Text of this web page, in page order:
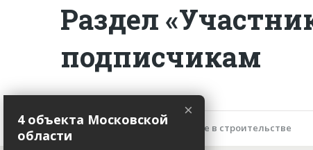
Раздел
подписчикам
Описание объекта Участие в строительстве
×
4 объекта Московской
области